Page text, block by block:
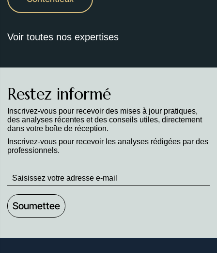
Voir toutes nos expertises
Restez informé
Inscrivez-vous pour recevoir des mises à jour pratiques,
des analyses récentes et des conseils utiles, directement
dans votre boîte de réception.
Inscrivez-vous pour recevoir les analyses rédigées par des
professionnels.
Stay
up
to
Date